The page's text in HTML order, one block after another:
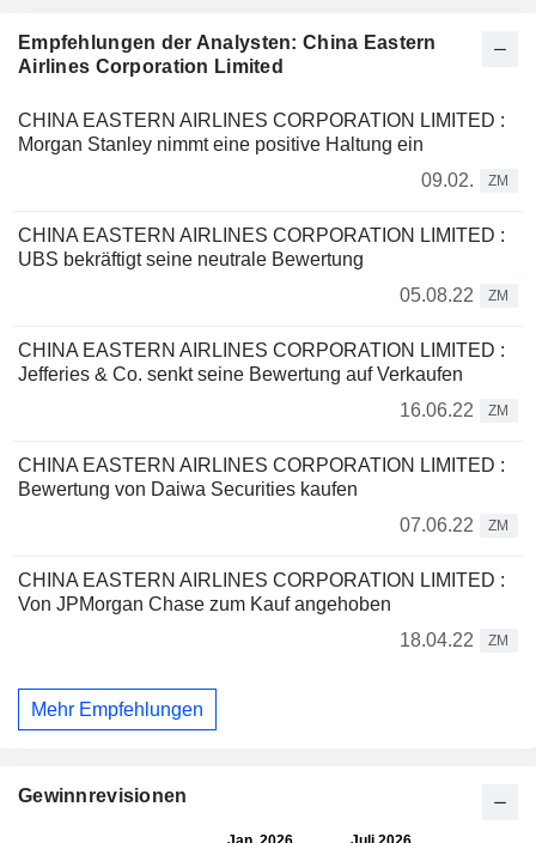
Empfehlungen der Analysten: China Eastern
Airlines Corporation Limited
CHINA EASTERN AIRLINES CORPORATION LIMITED :
Morgan Stanley nimmt eine positive Haltung ein
09.02.
ZM
CHINA EASTERN AIRLINES CORPORATION LIMITED :
UBS bekräftigt seine neutrale Bewertung
05.08.22
ZM
CHINA EASTERN AIRLINES CORPORATION LIMITED :
Jefferies & Co. senkt seine Bewertung auf Verkaufen
16.06.22
ZM
CHINA EASTERN AIRLINES CORPORATION LIMITED :
Bewertung von Daiwa Securities kaufen
07.06.22
ZM
CHINA EASTERN AIRLINES CORPORATION LIMITED :
Von JPMorgan Chase zum Kauf angehoben
18.04.22
ZM
Mehr Empfehlungen
Gewinnrevisionen